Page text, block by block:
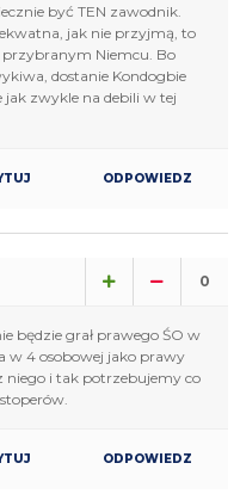
być TEN zawodnik.
jak nie przyjmą, to
Niemcu. Bo
dostanie Kondogbie
jak zwykle na debili w tej
ODPOWIEDZ
0
będzie grał prawego ŚO w
w 4 osobowej jako prawy
niego i tak potrzebujemy co
ODPOWIEDZ